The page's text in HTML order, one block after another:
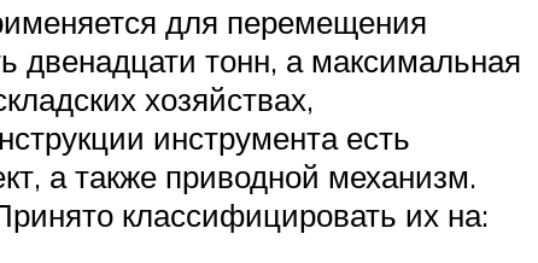
для перемещения
двенадцати тонн, а максимальная
хозяйствах,
инструмента есть
а также приводной механизм.
классифицировать их на: